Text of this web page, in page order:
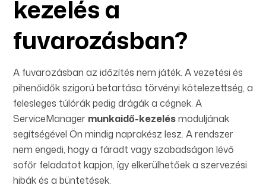
kezelés a
fuvarozásban?
A fuvarozásban az időzítés nem játék. A vezetési és
pihenőidők szigorú betartása törvényi kötelezettség, a
felesleges túlórák pedig drágák a cégnek. A
ServiceManager munkaidő-kezelésmoduljának
segítségével Ön mindig naprakész lesz. A rendszer
nem engedi, hogy a fáradt vagy szabadságon lévő
sofőr feladatot kapjon, így elkerülhetőek a szervezési
hibák és a büntetések.